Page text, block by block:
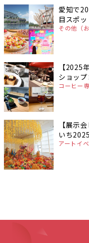
愛知で
目スポッ
その他（
【2025
ショップ
コーヒー
【展示
いち2025
アートイ